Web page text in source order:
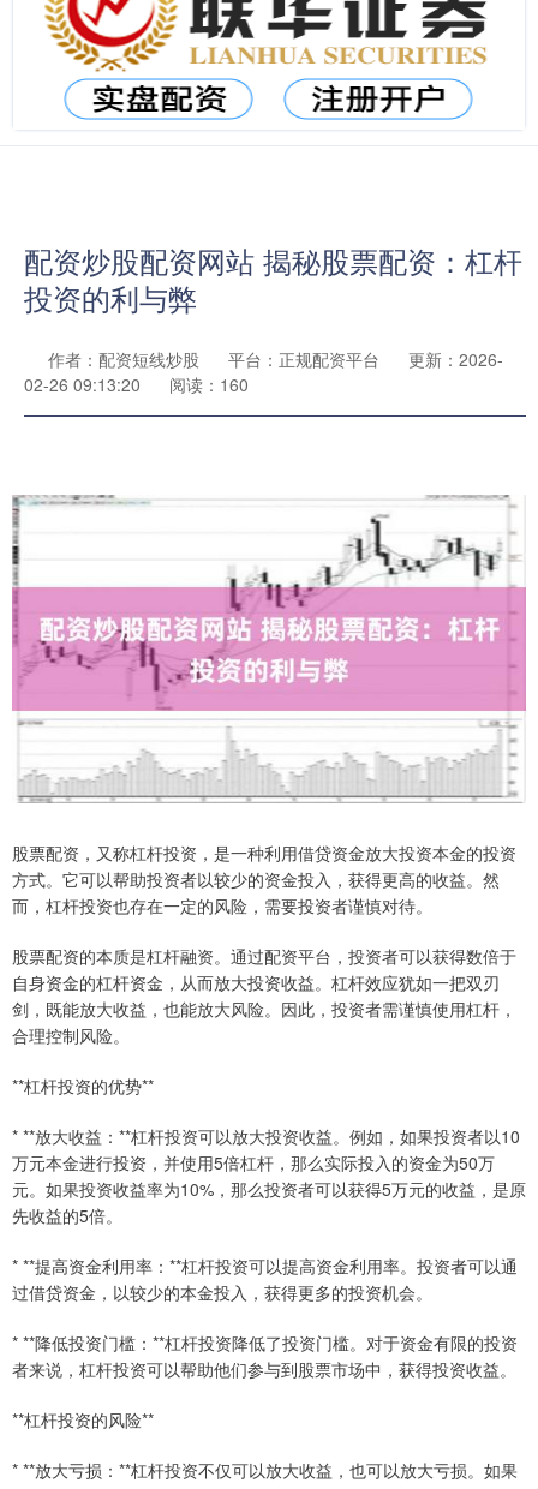
配资炒股配资网站 揭秘股票配资：杠杆
投资的利与弊
作者：配资短线炒股 平台：正规配资平台
更新：2026-
02-26 09:13:20
阅读：160
股票配资，又称杠杆投资，是一种利用借贷资金放大投资本金的投资
方式。它可以帮助投资者以较少的资金投入，获得更高的收益。然
而，杠杆投资也存在一定的风险，需要投资者谨慎对待。
股票配资的本质是杠杆融资。通过配资平台，投资者可以获得数倍于
自身资金的杠杆资金，从而放大投资收益。杠杆效应犹如一把双刃
剑，既能放大收益，也能放大风险。因此，投资者需谨慎使用杠杆，
合理控制风险。
**杠杆投资的优势**
* **放大收益：**杠杆投资可以放大投资收益。例如，如果投资者以10
万元本金进行投资，并使用5倍杠杆，那么实际投入的资金为50万
元。如果投资收益率为10%，那么投资者可以获得5万元的收益，是原
先收益的5倍。
* **提高资金利用率：**杠杆投资可以提高资金利用率。投资者可以通
过借贷资金，以较少的本金投入，获得更多的投资机会。
* **降低投资门槛：**杠杆投资降低了投资门槛。对于资金有限的投资
者来说，杠杆投资可以帮助他们参与到股票市场中，获得投资收益。
**杠杆投资的风险**
* **放大亏损：**杠杆投资不仅可以放大收益，也可以放大亏损。如果